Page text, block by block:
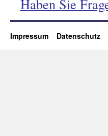
Haben Sie
Impressum Datenschutz